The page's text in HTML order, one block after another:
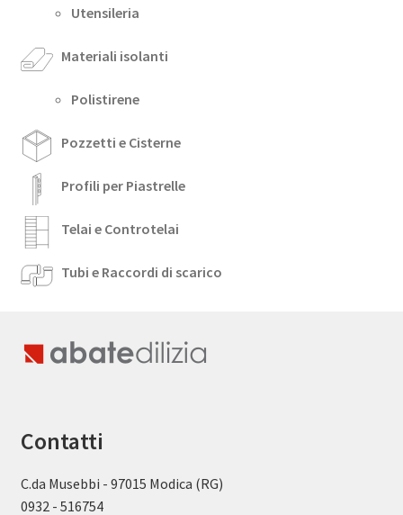
Utensileria
Materiali isolanti
Polistirene
Pozzetti e Cisterne
Profili per Piastrelle
Telai e Controtelai
Tubi e Raccordi di scarico
Contatti
C.da Musebbi - 97015 Modica (RG)
0932 - 516754